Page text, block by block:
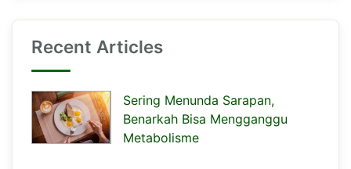
Recent Articles
Sering Menunda Sarapan,
Benarkah Bisa Mengganggu
Metabolisme